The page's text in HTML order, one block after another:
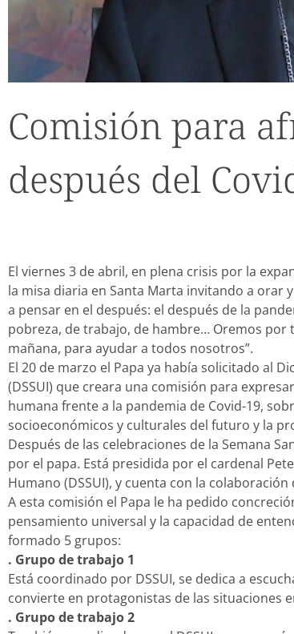
Comisión para
después del
El viernes 3 de abril, en plena crisis por la
la misa diaria en Santa Marta invitando a orar
a pensar en el después: el después de la
pobreza, de trabajo, de hambre… Oremos por
mañana, para ayudar a todos nosotros”.
El 20 de marzo el Papa ya había solicitado al
(DSSUI) que creara una comisión para
humana frente a la pandemia de Covid-19,
socioeconómicos y culturales del futuro y la
Después de las celebraciones de la Semana
por el papa. Está presidida por el cardenal
Humano (DSSUI), y cuenta con la
A esta comisión el Papa le ha pedido
pensamiento universal y la capacidad de
formado 5 grupos:
. Grupo de trabajo 1
Está coordinado por DSSUI, se dedica a
convierte en protagonistas de las situaciones
. Grupo de trabajo 2